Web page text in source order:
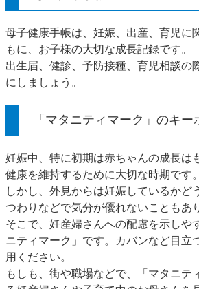
母子健康手帳は、妊娠、出産、育児に
もに、お子様の大切な成長記録です。
出生届、健診、予防接種、育児相談の
にしましょう。
「マタニティマーク」のキー
妊娠中、特に初期は赤ちゃんの成長は
健康を維持するために大切な時期です。
しかし、外見からは妊娠しているかど
つわりなどで気分が優れないこともあ
そこで、妊産婦さんへの配慮を示しや
ニティマーク」です。カバンなど目立
用ください。
もしも、街や職場などで、「マタニテ